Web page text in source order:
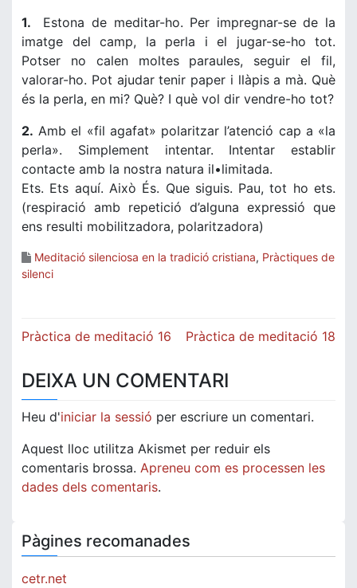
1. Estona de meditar-ho. Per impregnar-se de la
imatge del camp, la perla i el jugar-se-ho tot.
Potser no calen moltes paraules, seguir el fil,
valorar-ho. Pot ajudar tenir paper i llàpis a mà. Què
és la perla, en mi? Què? I què vol dir vendre-ho tot?
2. Amb el «fil agafat» polaritzar l’atenció cap a «la
perla». Simplement intentar. Intentar establir
contacte amb la nostra natura il•limitada.
Ets. Ets aquí. Això És. Que siguis. Pau, tot ho ets.
(respiració amb repetició d’alguna expressió que
ens resulti mobilitzadora, polaritzadora)
Meditació silenciosa en la tradició cristiana, Pràctiques de
silenci
Navegació
Pràctica de meditació 16 Pràctica de meditació 18
DEIXA UN COMENTARI
Heu d'iniciar la sessió per escriure un comentari.
Aquest lloc utilitza Akismet per reduir els
comentaris brossa. Apreneu com es processen les
dades dels comentaris.
Pàgines recomanades
cetr.net